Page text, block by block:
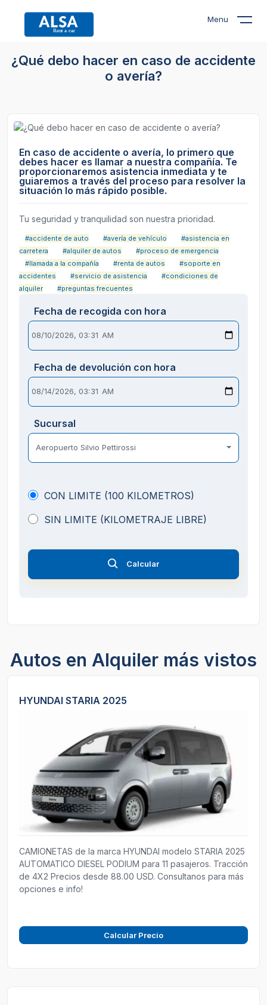
Menu
¿Qué debo hacer en caso de accidente
o avería?
En caso de accidente o avería, lo primero que
debes hacer es llamar a nuestra compañía. Te
proporcionaremos asistencia inmediata y te
guiaremos a través del proceso para resolver la
situación lo más rápido posible.
Tu seguridad y tranquilidad son nuestra prioridad.
#accidente de auto #avería de vehículo
#asistencia en
carretera
#alquiler de autos
#proceso de emergencia
#llamada a la compañía
#renta de autos
#soporte en
accidentes
#servicio de asistencia
#condiciones de
alquiler
#preguntas frecuentes
Fecha de recogida con hora
Fecha de devolución con hora
Sucursal
Aeropuerto Silvio Pettirossi
CON LIMITE (100 KILOMETROS)
SIN LIMITE (KILOMETRAJE LIBRE)
Calcular
Autos en Alquiler más vistos
HYUNDAI STARIA 2025
CAMIONETAS de la marca HYUNDAI modelo STARIA 2025
AUTOMATICO DIESEL PODIUM para 11 pasajeros. Tracción
de 4X2 Precios desde 88.00 USD. Consultanos para más
opciones e info!
Calcular Precio